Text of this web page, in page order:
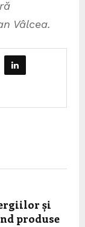
Vâlcea.
și
produse